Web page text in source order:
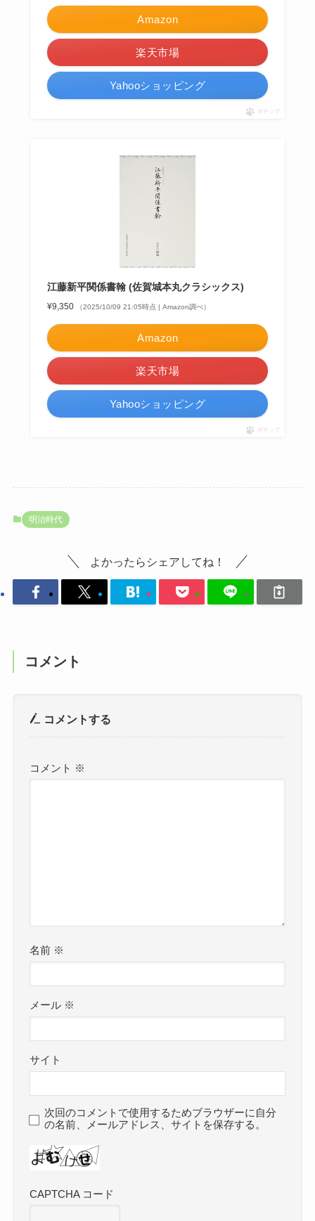
Amazon
楽天市場
Yahooショッピング
ポチップ
江藤新平関係書翰 (佐賀城本丸クラシックス)
¥9,350 （2025/10/09 21:05時点 | Amazon調べ）
Amazon
楽天市場
Yahooショッピング
ポチップ
明治時代
よかったらシェアしてね！
コメント
コメントする
コメント ※
名前 ※
メール ※
サイト
次回のコメントで使用するためブラウザーに自分
の名前、メールアドレス、サイトを保存する。
CAPTCHA コード